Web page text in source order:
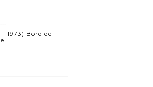
1973) Bord de